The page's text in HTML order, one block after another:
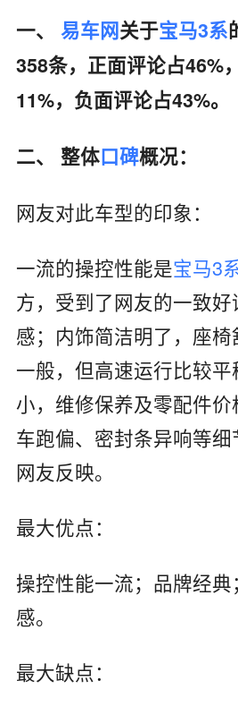
一、 易车网关于宝马3系
358条，正面评论占46%
11%，负面评论占43%。
二、 整体口碑概况：
网友对此车型的印象：
一流的操控性能是宝马3
方，受到了网友的一致
感；内饰简洁明了，座
一般，但高速运行比较
小，维修保养及零配件
车跑偏、密封条异响等
网友反映。
最大优点：
操控性能一流；品牌经
感。
最大缺点：